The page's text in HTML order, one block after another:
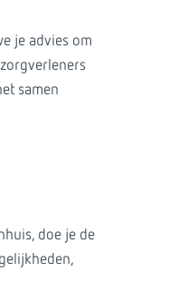
je advies om
samen
doe je de